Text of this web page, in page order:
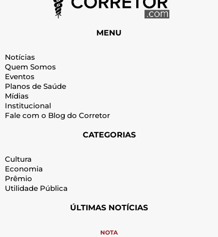
MENU
Notícias
Quem Somos
Eventos
Planos de Saúde
Mídias
Institucional
Fale com o Blog do Corretor
CATEGORIAS
Cultura
Economia
Prêmio
Utilidade Pública
ÚLTIMAS NOTÍCIAS
NOTA